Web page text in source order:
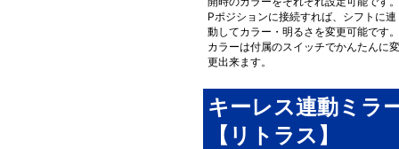
Pポジションに接続すれば、シフトに連
動してカラー・明るさを変更可能です。
カラーは付属のスイッチでかんたんに変
更出来ます。
キーレス連動ミラ
【リトラス】